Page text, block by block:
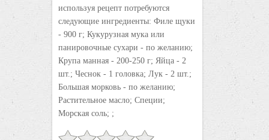
используя рецепт потребуются
следующие ингредиенты: Филе щуки
- 900 г; Кукурузная мука или
панировочные сухари - по желанию;
Крупа манная - 200-250 г; Яйца - 2
шт.; Чеснок - 1 головка; Лук - 2 шт.;
Большая морковь - по желанию;
Растительное масло; Специи;
Морская соль; ;